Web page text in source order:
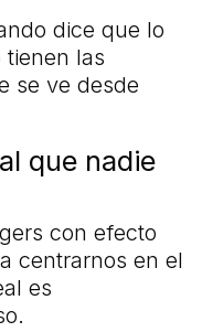
dice que lo
tienen las
se ve desde
que nadie
con efecto
centrarnos en el
es